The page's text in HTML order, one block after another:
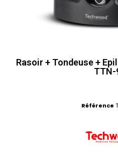
Rasoir + Tondeuse +
TTN-
Référence